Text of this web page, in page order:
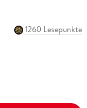
1260 Lesepunkte